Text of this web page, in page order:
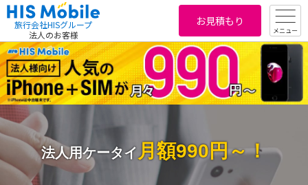
旅行会社HISグループ
法人のお客様
お見積もり
メニュー
法人用ケータイ 月額990円～！